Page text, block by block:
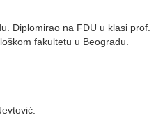
Diplomirao na FDU u klasi prof.
fakultetu u Beogradu.